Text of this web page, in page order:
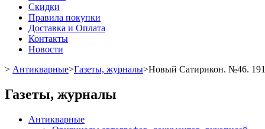
Скидки
Правила покупки
Доставка и Оплата
Контакты
Новости
> Антикварные>Газеты, журналы>Новый Сатирикон. №46.
Газеты, журналы
Антикварные